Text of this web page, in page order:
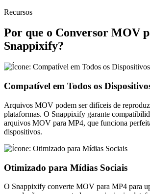
Recursos
Por que o Conversor MOV
Snappixify?
Compatível em Todos os
Arquivos MOV podem ser difíceis de
plataformas. O Snappixify garante
arquivos MOV para MP4, que funciona
dispositivos.
Otimizado para Mídias Sociais
O Snappixify converte MOV para MP4 para